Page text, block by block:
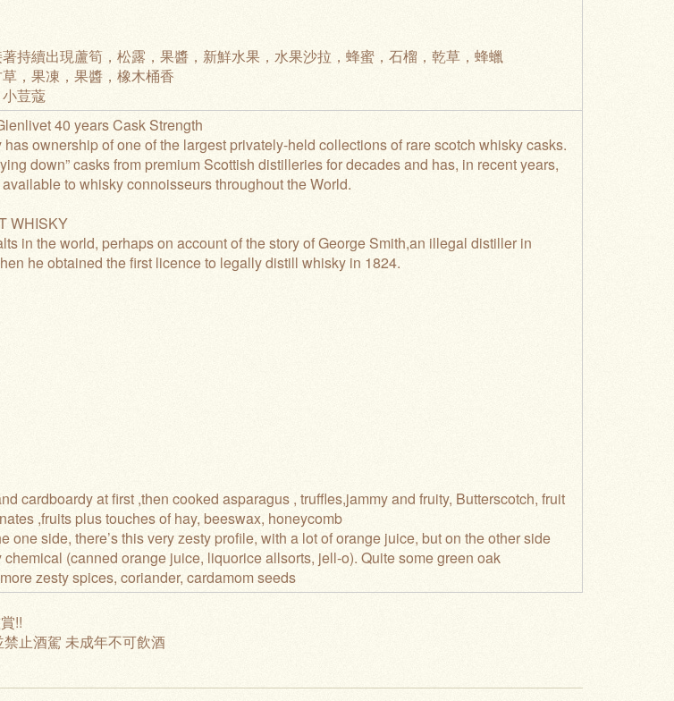
持續出現蘆筍，松露，果醬，新鮮水果，水果沙拉，蜂蜜，石榴，乾草，蜂蠟
，果凍，果醬，橡木桶香
荳蔻
40 years Cask Strength
ownership of one of the largest privately-held collections of rare scotch whisky casks.
down” casks from premium Scottish distilleries for decades and has, in recent years,
to whisky connoisseurs throughout the World.
WHISKY
in the world, perhaps on account of the story of George Smith,an illegal distiller in
he obtained the first licence to legally distill whisky in 1824.
cardboardy at first ,then cooked asparagus , truffles,jammy and fruity, Butterscotch, fruit
,fruits plus touches of hay, beeswax, honeycomb
one side, there’s this very zesty profile, with a lot of orange juice, but on the other side
chemical (canned orange juice, liquorice allsorts, jell-o). Quite some green oak
zesty spices, coriander, cardamom seeds
!!
止酒駕 未成年不可飲酒